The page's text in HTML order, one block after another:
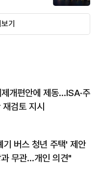
기
개편안에 제동…ISA·주
검토 지시
버스 청년 주택' 제안
무관…개인 의견"